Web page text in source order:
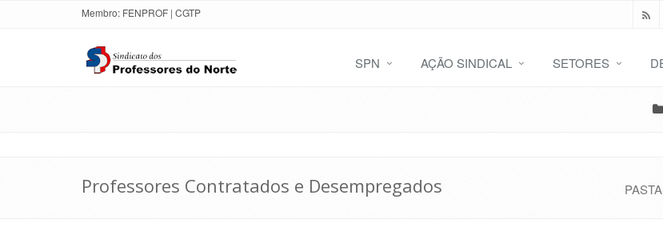
Membro: FENPROF | CGTP
SPN AÇÃO SINDICAL SETORES
Professores Contratados e Desempregados